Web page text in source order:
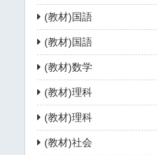
(教材)国語
(教材)国語
(教材)数学
(教材)理科
(教材)理科
(教材)社会